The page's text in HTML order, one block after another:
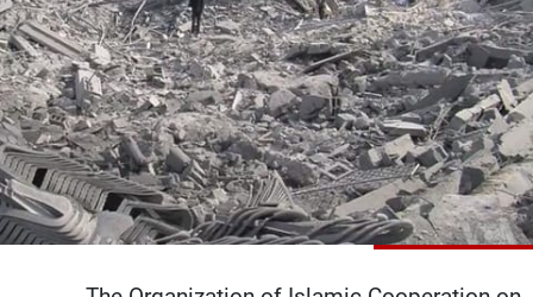
كأس العالم
البرامج
جدول البرامج
شاهد البرامج
الترددات